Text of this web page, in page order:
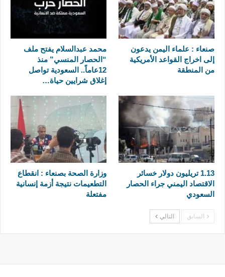
صنعاء : علماء اليمن يدعون
إلى اخراج القواعد الأمريكية
من المنطقة
محمد عبدالسلام يفتح ملف
“الحصار المنسي” منذ
12عاماً.. السعودية تواصل
إغلاق شرايين حياة…
1.13 تريليون دولار خسائر
الاقتصاد اليمني جراء الحصار
السعودي
وزارة الصحة بصنعاء : انقطاع
التطعيمات نتيجة أزمة إنسانية
مفتعلة
السابق التالي